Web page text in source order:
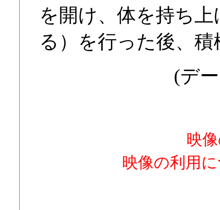
を開け、体を持ち
る）を行った後、
(デ
映
映像の利用